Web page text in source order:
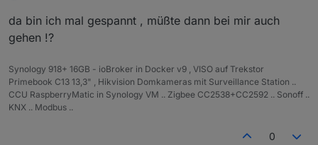
da bin ich mal gespannt , müßte dann bei mir auch
gehen !?
Synology 918+ 16GB - ioBroker in Docker v9 , VISO auf Trekstor
Primebook C13 13,3" , Hikvision Domkameras mit Surveillance Station ..
CCU RaspberryMatic in Synology VM .. Zigbee CC2538+CC2592 .. Sonoff ..
KNX .. Modbus ..
0